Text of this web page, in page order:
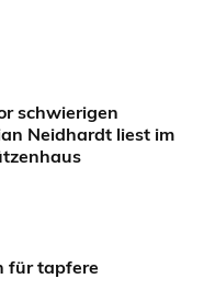
schwierigen
Neidhardt liest im
für tapfere